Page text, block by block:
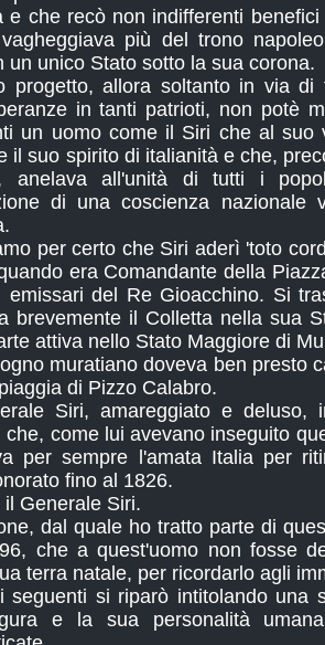
e che recò non indifferenti
più del trono
un unico Stato sotto la sua corona.
progetto, allora soltanto in via di
in tanti patrioti, non potè
un uomo come il Siri che al suo
il suo spirito di italianità e che,
anelava all'unità di tutti i
di una coscienza nazionale
per certo che Siri aderì 'toto
era Comandante della
emissari del Re Gioacchino. Si
brevemente il Colletta nella sua
attiva nello Stato Maggiore di
muratiano doveva ben presto
di Pizzo Calabro.
Siri, amareggiato e deluso,
che, come lui avevano inseguito
per sempre l'amata Italia per
fino al 1826.
il Generale Siri.
dal quale ho tratto parte di
che a quest'uomo non fosse
terra natale, per ricordarlo agli
seguenti si riparò intitolando una
e la sua personalità